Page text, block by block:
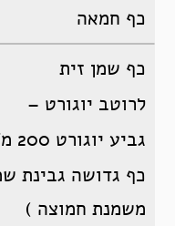
כף חמאה
כף שמן זית
לרוטב יוגורט –
גביע יוגורט 200 מ”ל -רגיל 3%
כף גדושה גבינת
משמנת חמוצה )